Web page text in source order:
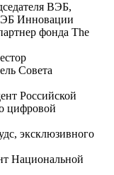
ВЭБ,
Инновации
фонда The
Совета
Российской
цифровой
эксклюзивного
Национальной